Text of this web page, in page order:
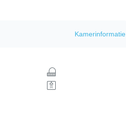
Kamerinformatie